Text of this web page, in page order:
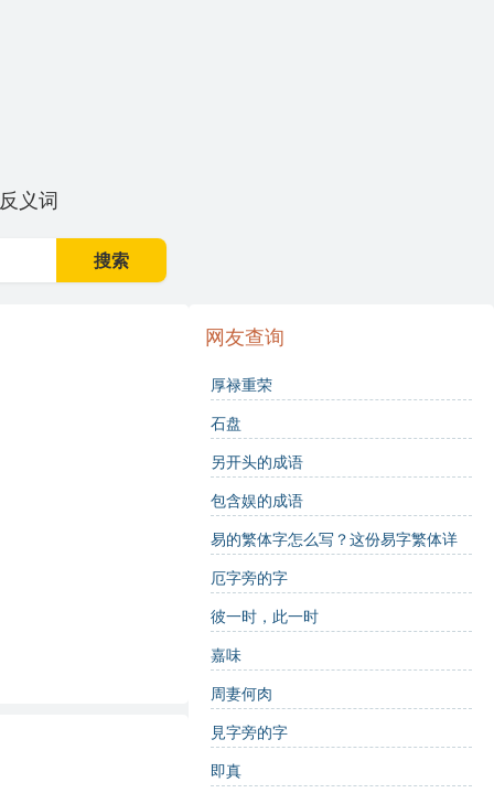
反义词
搜索
网友查询
厚禄重荣
石盘
另开头的成语
包含娱的成语
易的繁体字怎么写？这份易字繁体详
解，助你正确书写汉字_汉字繁体学习
厄字旁的字
彼一时，此一时
嘉味
周妻何肉
見字旁的字
即真